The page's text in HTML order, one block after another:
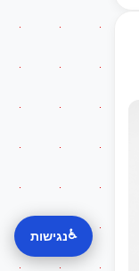
♿נגישות